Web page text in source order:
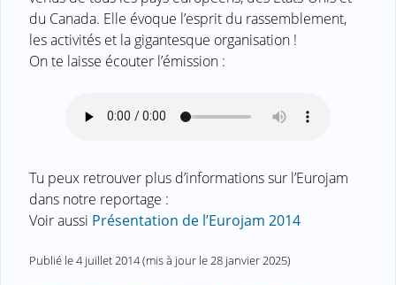
du Canada. Elle évoque l’esprit du rassemblement,
les activités et la gigantesque organisation !
On te laisse écouter l’émission :
Tu peux retrouver plus d’informations sur l’Eurojam
dans notre reportage :
Voir aussi Présentation de l’Eurojam 2014
Publié le4 juillet 2014(mis à jour le28 janvier 2025)